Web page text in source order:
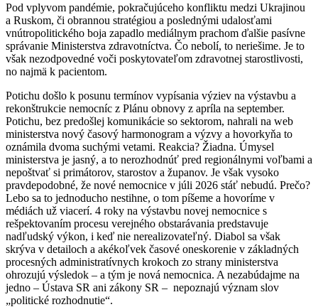
Pod vplyvom pandémie, pokračujúceho konfliktu medzi Ukrajinou
a Ruskom, či obrannou stratégiou a poslednými udalosťami
vnútropolitického boja zapadlo mediálnym prachom ďalšie pasívne
správanie Ministerstva zdravotníctva. Čo nebolí, to neriešime. Je to
však nezodpovedné voči poskytovateľom zdravotnej starostlivosti,
no najmä k pacientom.
Potichu došlo k posunu termínov vypísania výziev na výstavbu a
rekonštrukcie nemocníc z Plánu obnovy z apríla na september.
Potichu, bez predošlej komunikácie so sektorom, nahrali na web
ministerstva nový časový harmonogram a výzvy a hovorkyňa to
oznámila dvoma suchými vetami. Reakcia? Žiadna. Úmysel
ministerstva je jasný, a to nerozhodnúť pred regionálnymi voľbami a
nepoštvať si primátorov, starostov a županov. Je však vysoko
pravdepodobné, že nové nemocnice v júli 2026 stáť nebudú. Prečo?
Lebo sa to jednoducho nestihne, o tom píšeme a hovoríme v
médiách už viacerí. 4 roky na výstavbu novej nemocnice s
rešpektovaním procesu verejného obstarávania predstavuje
nadľudský výkon, i keď nie nerealizovateľný. Diabol sa však
skrýva v detailoch a akékoľvek časové oneskorenie v základných
procesných administratívnych krokoch zo strany ministerstva
ohrozujú výsledok – a tým je nová nemocnica. A nezabúdajme na
jedno – Ústava SR ani zákony SR – nepoznajú význam slov
„politické rozhodnutie“.